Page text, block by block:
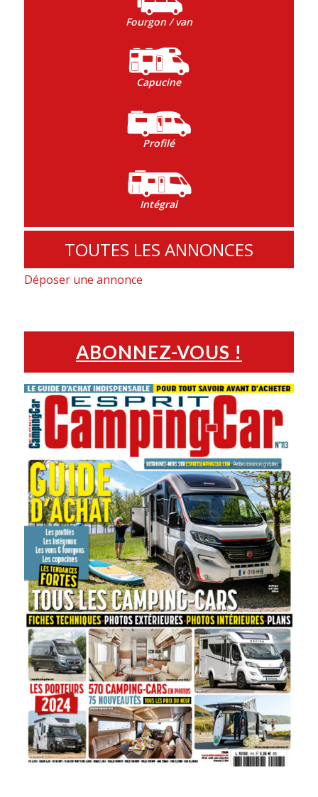
Fourgon / van
Capucine
Profilé
Intégral
TOUTES LES ANNONCES
Déposer une annonce
ABONNEZ-VOUS !